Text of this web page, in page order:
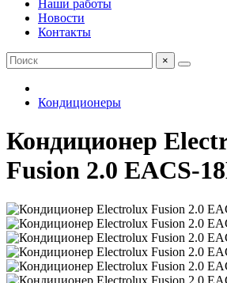
Наши работы
Новости
Контакты
×
Кондиционеры
Кондиционер
Fusion 2.0 EACS-